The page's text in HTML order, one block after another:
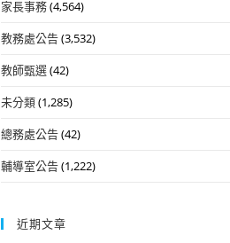
家長事務(4,564)
教務處公告(3,532)
教師甄選(42)
未分類(1,285)
總務處公告(42)
輔導室公告(1,222)
近期文章